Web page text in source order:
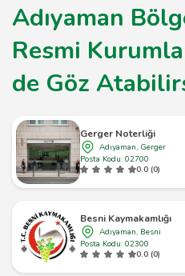
Adıyaman
Resmi
de Göz
Gerger Noterliği
Adıyaman, Gerger
Posta Kodu: 02700
0.0 (0)
Besni Kaymakamlığı
Adıyaman, Besni
Posta Kodu: 02300
0.0 (0)